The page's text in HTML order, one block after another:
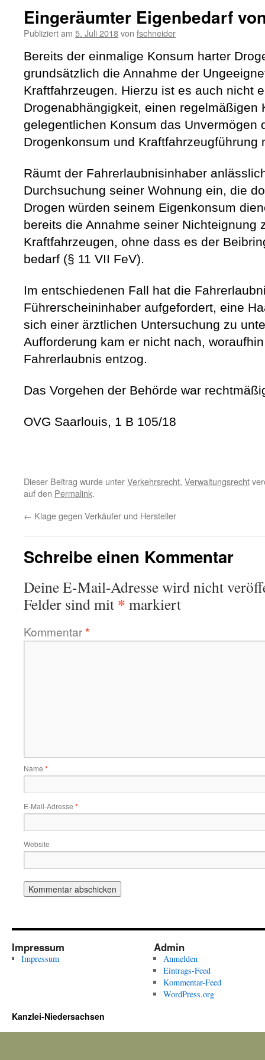
Eingeräumter Eigenbedarf
Publiziert am 5. Juli 2018von fschneider
Bereits der einmalige Konsum harter
grundsätzlich die Annahme der
Kraftfahrzeugen. Hierzu ist es auch nicht
Drogenabhängigkeit, einen regelmäßigen
gelegentlichen Konsum das Unvermögen
Drogenkonsum und Kraftfahrzeugführung
Räumt der Fahrerlaubnisinhaber
Durchsuchung seiner Wohnung ein, die
Drogen würden seinem Eigenkonsum
bereits die Annahme seiner Nichteignung
Kraftfahrzeugen, ohne dass es der
bedarf (§ 11 VII FeV).
Im entschiedenen Fall hat die
Führerscheininhaber aufgefordert, eine
sich einer ärztlichen Untersuchung zu
Aufforderung kam er nicht nach,
Fahrerlaubnis entzog.
Das Vorgehen der Behörde war
OVG Saarlouis, 1 B 105/18
Dieser Beitrag wurde unterVerkehrsrecht, Verwaltungsrecht
auf den Permalink.
← Klage gegen Verkäufer und Hersteller
Schreibe einen Kommentar
Deine E-Mail-Adresse wird nicht
Felder sind mit * markiert
Kommentar*
Name *
E-Mail-Adresse *
Website
Impressum
Impressum
Admin
Anmelden
Eintrags-Feed
Kommentar-Feed
WordPress.org
Kanzlei-Niedersachsen